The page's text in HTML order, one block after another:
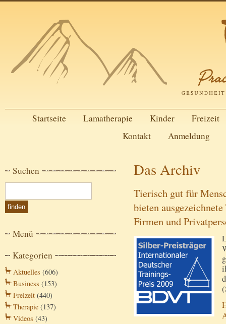
Startseite Lamatherapie Kinder
Freizeit
Kontakt
Anmeldung
Suchen
Menü
Kategorien
Aktuelles (606)
Business (153)
Freizeit (440)
Therapie (137)
Videos (43)
Das Archiv
Tierisch gut für
bieten
Firmen und